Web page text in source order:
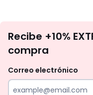
Recibe +10%
compra
Correo electrónico